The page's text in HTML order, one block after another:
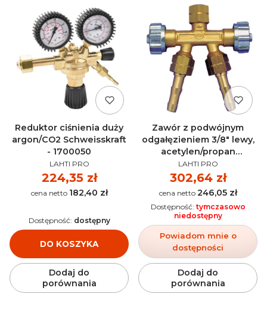
Reduktor ciśnienia duży
argon/CO2 Schweisskraft
- 1700050
PRODUCENT
LAHTI PRO
Cena
224,35 zł
Cena 182,40 zł
DO KOSZYKA
Dostępność: dostępny
Dodaj do
porównania
Zawór z podwójnym
odgałęzieniem 3/8" lewy,
acetylen/propan
Schweisskraft - 1701040
PRODUCENT
LAHTI PRO
Cena
302,64 zł
Cena 246,05 zł
Powiadom mnie o
dostępności
Dostępność: tymczasowo
niedostępny
Dodaj do
porównania